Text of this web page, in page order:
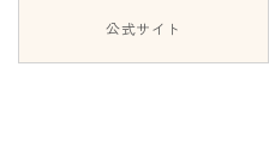
公式サイト